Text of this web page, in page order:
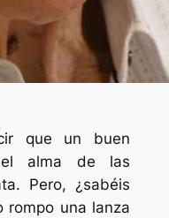
que un buen
el alma de las
Pero, ¿sabéis
rompo una lanza